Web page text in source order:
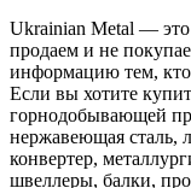
Ukrainian Metal —
продаем и не
информацию тем, кто
Если вы хотите
горнодобывающей
нержавеющая сталь,
конвертер,
швеллеры, балки,